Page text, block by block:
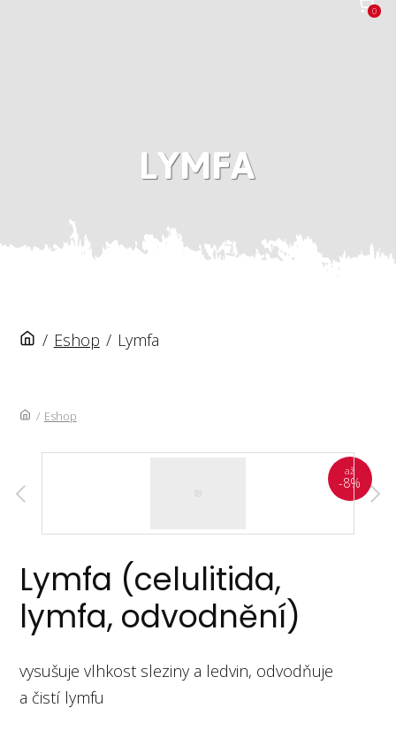
0
LYMFA
/ Eshop / Lymfa
/ Eshop
až
-8%
Lymfa (celulitida,
lymfa, odvodnění)
vysušuje vlhkost sleziny a ledvin, odvodňuje
a čistí lymfu